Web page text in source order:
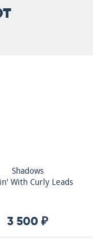
Shadows
With Curly Leads
3 500 ₽